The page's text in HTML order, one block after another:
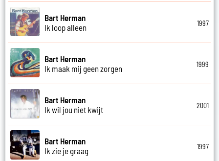
Bart Herman
Ik loop alleen
1997
Bart Herman
Ik maak mij geen zorgen
1999
Bart Herman
Ik wil jou niet kwijt
2001
Bart Herman
Ik zie je graag
1997